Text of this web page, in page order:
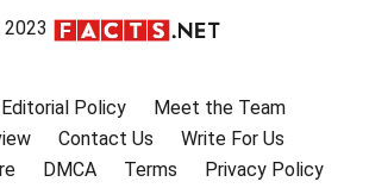
Editorial Policy
Meet the Team
Contact Us
Write For Us
DMCA Terms
Privacy Policy